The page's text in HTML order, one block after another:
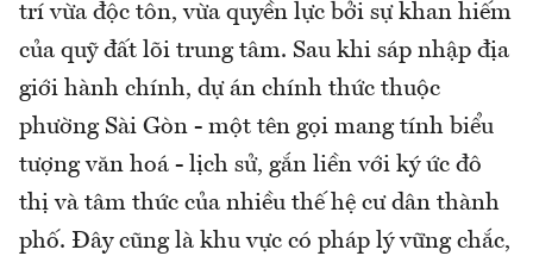
trí vừa độc tôn, vừa quyền lực bởi sự khan hiếm
của quỹ đất lõi trung tâm. Sau khi sáp nhập địa
giới hành chính, dự án chính thức thuộc
phường Sài Gòn - một tên gọi mang tính biểu
tượng văn hoá - lịch sử, gắn liền với ký ức đô
thị và tâm thức của nhiều thế hệ cư dân thành
phố. Đây cũng là khu vực có pháp lý vững chắc,